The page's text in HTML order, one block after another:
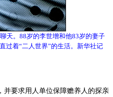
天。88岁的李世增和他83岁的妻子
过着“二人世界”的生活。新华社记
并要求用人单位保障赡养人的探亲